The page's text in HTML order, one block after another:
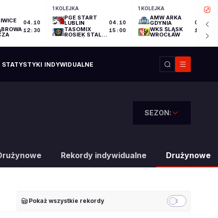
04.10
12:30
1 KOLEJKA
PGE START
LUBLIN
TASOMIX
ROSIEK STAL
WIELKOPOLSKI
04.10
15:00
1 KOLEJKA
AMW ARKA
GDYNIA
WKS ŚLĄSK
WROCŁAW
04.10
17:30
STATYSTYKI INDYWIDUALNE
SEZON:
Rekordy indywidualne Drużynowe
Pokaż wszystkie rekordy